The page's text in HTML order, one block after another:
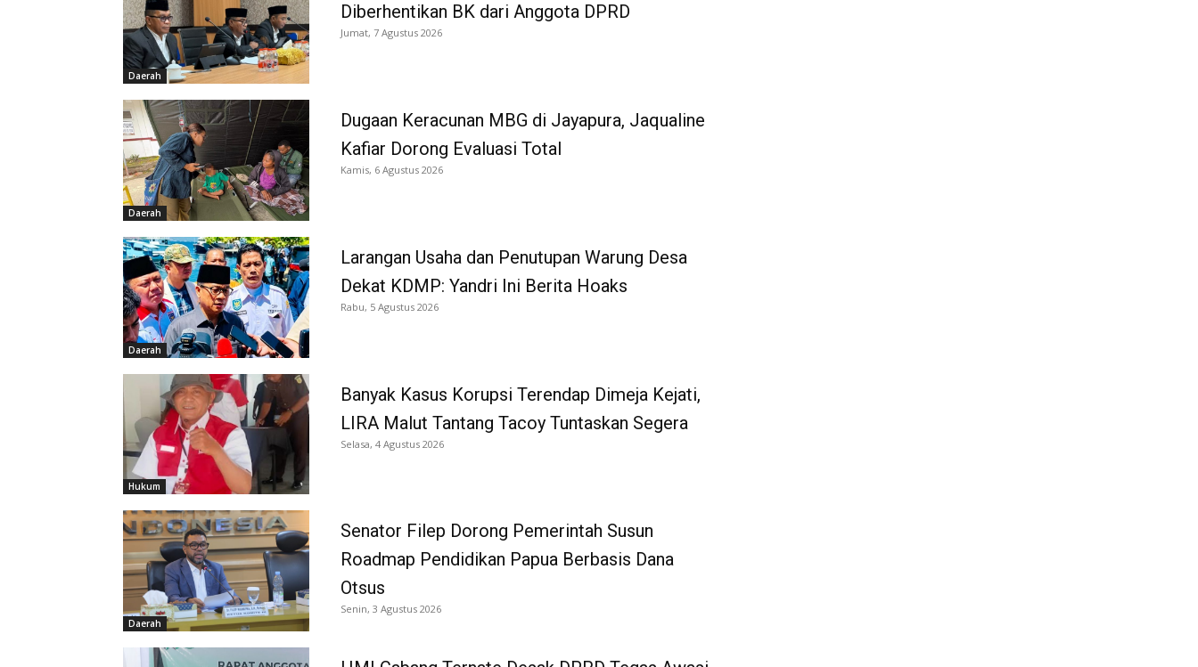
Daerah
Diberhentikan BK dari Anggota DPRD
Jumat, 7 Agustus 2026
Daerah
Dugaan Keracunan MBG di Jayapura, Jaqualine
Kafiar Dorong Evaluasi Total
Kamis, 6 Agustus 2026
Daerah
Larangan Usaha dan Penutupan Warung Desa
Dekat KDMP: Yandri Ini Berita Hoaks
Rabu, 5 Agustus 2026
Hukum
Banyak Kasus Korupsi Terendap Dimeja Kejati,
LIRA Malut Tantang Tacoy Tuntaskan Segera
Selasa, 4 Agustus 2026
Daerah
Senator Filep Dorong Pemerintah Susun
Roadmap Pendidikan Papua Berbasis Dana
Otsus
Senin, 3 Agustus 2026